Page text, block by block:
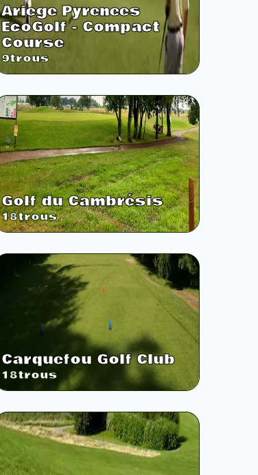
Ariege Pyrenees
EcoGolf - Compact
Course
9trous
Golf du Cambrésis
18trous
Carquefou Golf Club
18trous